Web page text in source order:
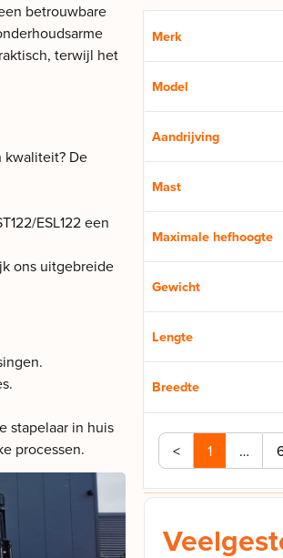
betrouwbare
terwijl het
kwaliteit? De
ESL122 een
ons uitgebreide
stapelaar in huis
processen.
Merk
Model
Aandrijving
Mast
Maximale hefhoogte
Gewicht
Lengte
Breedte
< 1 …